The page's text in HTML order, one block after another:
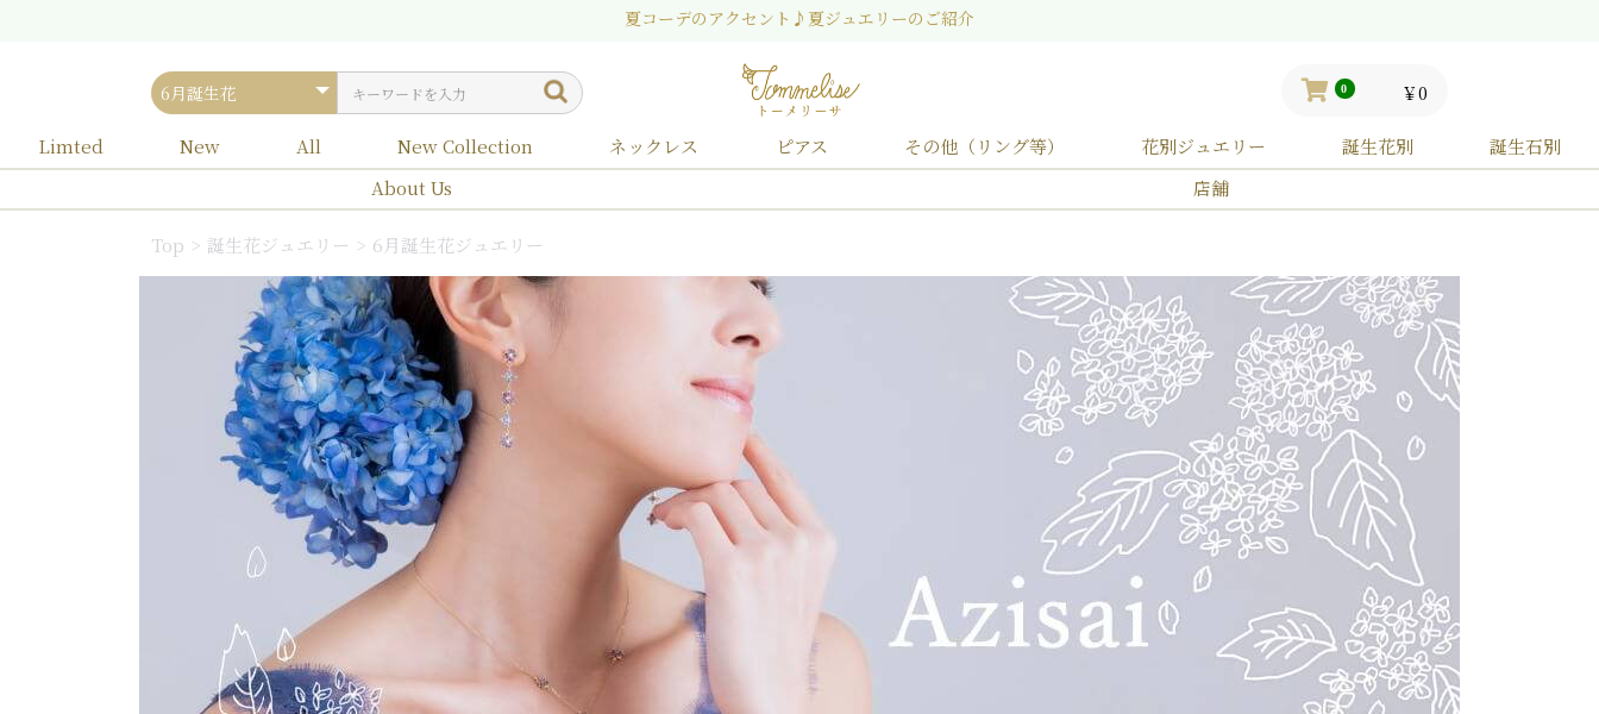
夏コーデのアクセント♪夏ジュエリーのご紹介
0 ￥0
Limted New All New Collection
Himawari Sakura
ネックレス
All Y字ネックレス リバーシブルネックレス
ピアス
All リバーシブルピアス アシンメトリーピアス スタッドピアス チェーンピアス フックピアス
その他（リング等）
リング ブートニエール・ラペルピン(オールジェンダー) ブレスレット
花別ジュエリー
Shirotsumekusa
-シロツメクサ-
Gerbera
Kikyo
Himawari
Sumire
Sakura
-サクラ-
Cosmos
-コスモス-
Marguerite
Azisai
-アジサイ-
-スズラン-
Lily
-ユリ-
Veronica
-ベロニカ-
誕生花別
1月誕生花 2月誕生花 3月誕生花 4月誕生花 5月誕生花 6月誕生花
7月誕生花 8月誕生花 9月誕生花 11月誕生花 12月誕生花
誕生石別
1月誕生石 2月誕生石 3月誕生石 4月誕生石 5月誕生石 6月誕生石
7月誕生石 8月誕生石 9月誕生石 11月誕生石 12月誕生石
About Us 店舗
Top 誕生花ジュエリー 6月誕生花ジュエリー